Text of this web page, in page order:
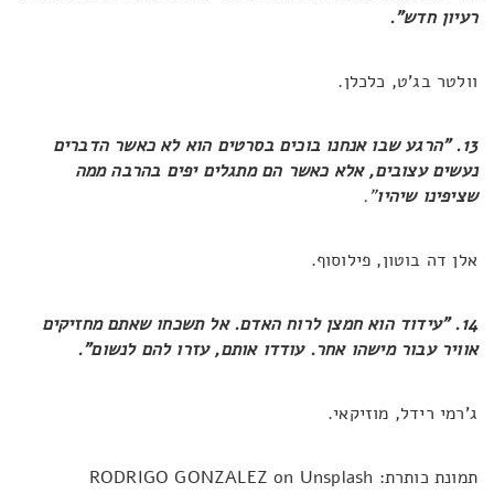
רעיון חדש".
וולטר בג'ט, כלכלן.
13. "הרגע שבו אנחנו בוכים בסרטים הוא לא כאשר הדברים
נעשים עצובים, אלא כאשר הם מתגלים יפים בהרבה ממה
שציפינו שיהיו".
אלן דה בוטון, פילוסוף.
14. "עידוד הוא חמצן לרוח האדם. אל תשכחו שאתם מחזיקים
אוויר עבור מישהו אחר. עודדו אותם, עזרו להם לנשום".
ג'רמי רידל, מוזיקאי.
תמונת כותרת: RODRIGO GONZALEZ on Unsplash